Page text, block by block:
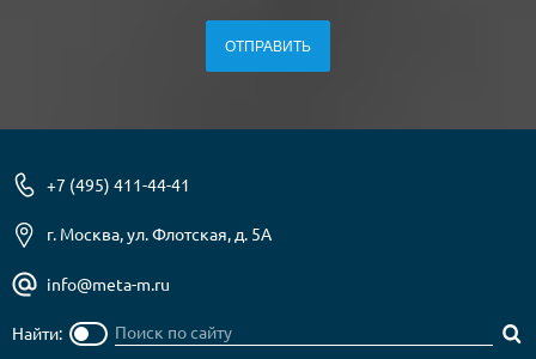
+7 (495) 411-44-41
г. Москва, ул. Флотская, д. 5А
info@meta-m.ru
Найти: